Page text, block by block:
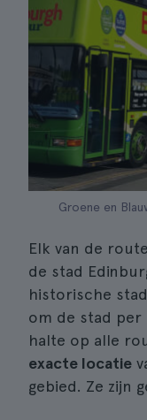
Groene en
Elk van de
de stad
historische
om de stad
halte op alle
exacte locatie
gebied. Ze zijn